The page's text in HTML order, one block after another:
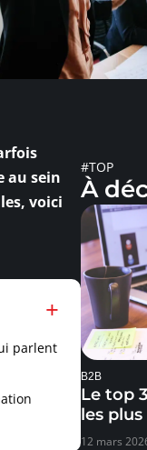
au sein
voici
parlent
#TOP
À
B2B
Le top
les
12 mars